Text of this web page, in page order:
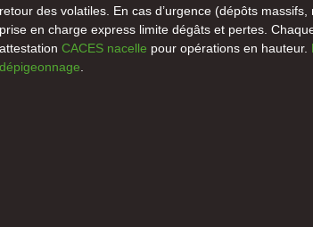
retour des volatiles. En cas d’urgence (dépôts
prise en charge express limite dégâts et pertes.
attestationCACES nacelle pour opérations en hauteur.
dépigeonnage